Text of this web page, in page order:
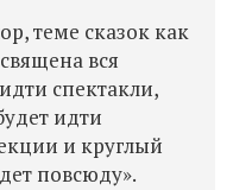
теме сказок как
вся
спектакли,
идти
и круглый
повсюду».